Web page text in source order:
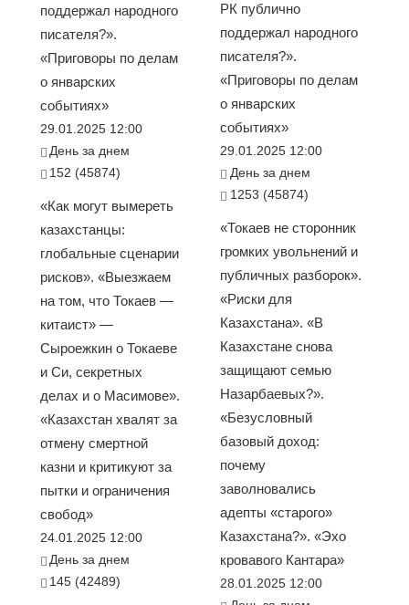
поддержал народного
писателя?».
«Приговоры по делам
о январских
событиях»
29.01.2025 12:00
День за днем
152 (45874)
«Как могут вымереть
казахстанцы:
глобальные сценарии
рисков». «Выезжаем
на том, что Токаев —
китаист» —
Сыроежкин о Токаеве
и Си, секретных
делах и о Масимове».
«Казахстан хвалят за
отмену смертной
казни и критикуют за
пытки и ограничения
свобод»
24.01.2025 12:00
День за днем
145 (42489)
РК публично
поддержал народного
писателя?».
«Приговоры по делам
о январских
событиях»
29.01.2025 12:00
День за днем
1253 (45874)
«Токаев не сторонник
громких увольнений и
публичных разборок».
«Риски для
Казахстана». «В
Казахстане снова
защищают семью
Назарбаевых?».
«Безусловный
базовый доход:
почему
заволновались
адепты «старого»
Казахстана?». «Эхо
кровавого Кантара»
28.01.2025 12:00